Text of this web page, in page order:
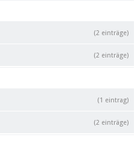
(2 einträge)
(2 einträge)
(1 eintrag)
(2 einträge)